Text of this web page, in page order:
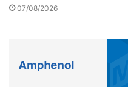
07/08/2026